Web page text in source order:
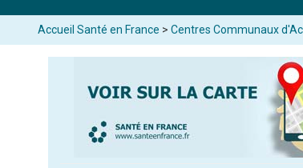
Accueil Santé en France > Centres Communaux